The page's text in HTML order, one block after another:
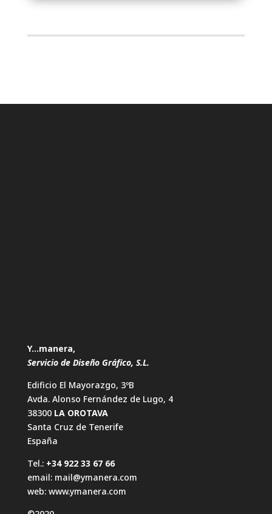
Y…manera,
Servicio de Diseño Gráfico, S.L.
Edificio El Mayorazgo, 3ºB
Avda. Alonso Fernández de Lugo, 4
38300 LA OROTAVA
Santa Cruz de Tenerife
España
Tel.: +34 922 33 67 66
email: mail@ymanera.com
web: www.ymanera.com